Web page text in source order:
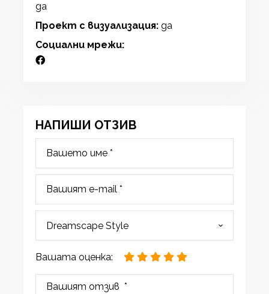
да
Проект с визуализация: да
Социални мрежи:
НАПИШИ ОТЗИВ
Вашата оценка: